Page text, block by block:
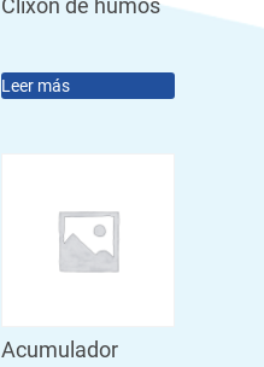
Clixon de humos
Leer más
Acumulador